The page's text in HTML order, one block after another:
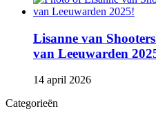
Lisanne van
van Leeuwarden
14 april 2026
Categorieën